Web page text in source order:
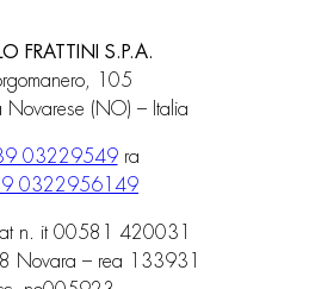
FRATTINI S.P.A.
105
(NO) – Italia
03229549ra
0322956149
n. it 00581 420031
Novara – rea 133931